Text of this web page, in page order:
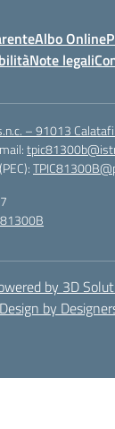
Albo Online
Note legali
– 91013
by 3D
by